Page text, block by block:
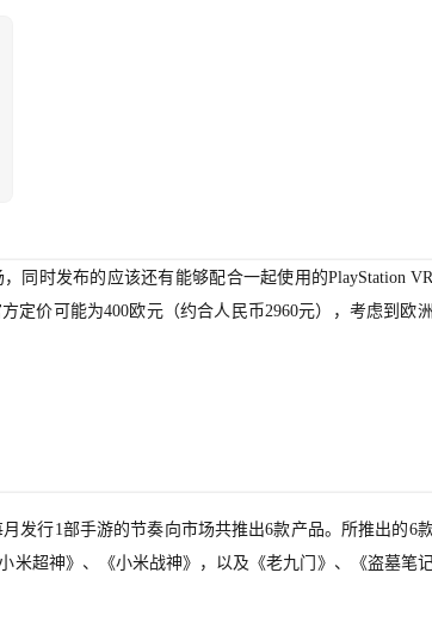
同时发布的应该还有能够配合一起使用的PlayStation
定价可能为400欧元（约合人民币2960元），考虑到欧
发行1部手游的节奏向市场共推出6款产品。所推出的6
米超神》、《小米战神》，以及《老九门》、《盗墓笔